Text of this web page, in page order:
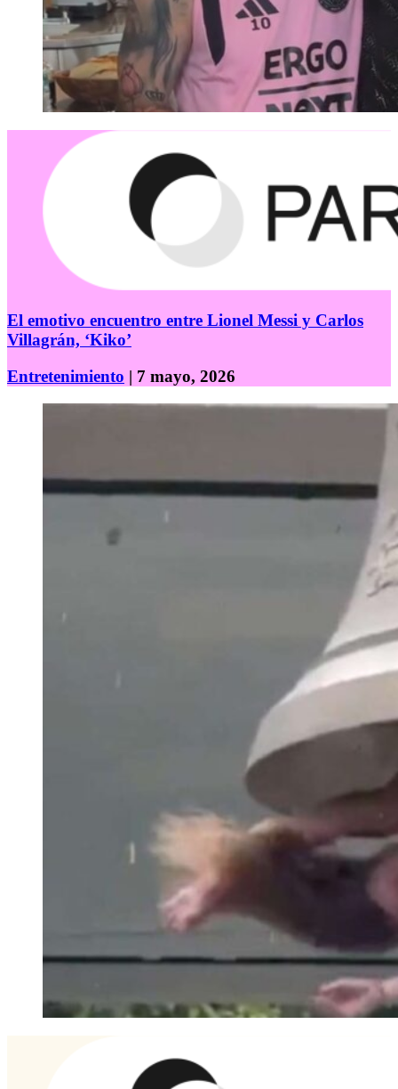
El emotivo encuentro entre Lionel Messi y Carlos
Villagrán, ‘Kiko’
Entretenimiento | 7 mayo, 2026